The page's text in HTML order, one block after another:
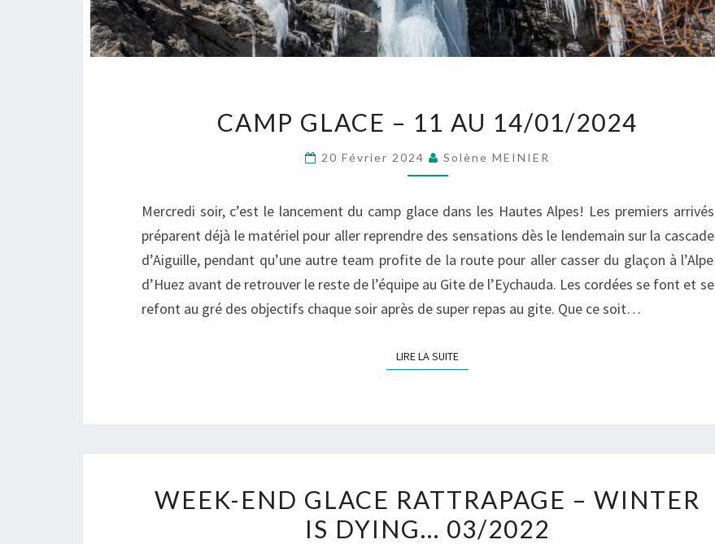
GLACE
–
11
CAMP GLACE – 11 AU 14/01/2024
20 Février 2024 Solène MEINIER
Mercredi soir, c’est le lancement du camp glace dans les Hautes Alpes! Les premiers arrivés
préparent déjà le matériel pour aller reprendre des sensations dès le lendemain sur la cascade
d’Aiguille, pendant qu’une autre team profite de la route pour aller casser du glaçon à l’Alpe
d’Huez avant de retrouver le reste de l’équipe au Gite de l’Eychauda. Les cordées se font et se
refont au gré des objectifs chaque soir après de super repas au gite. Que ce soit…
LIRE LA SUITELIRE LA SUITE
END
GLACE
WEEK-END GLACE RATTRAPAGE – WINTER
IS DYING… 03/2022